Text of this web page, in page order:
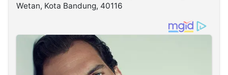
Wetan, Kota Bandung, 40116